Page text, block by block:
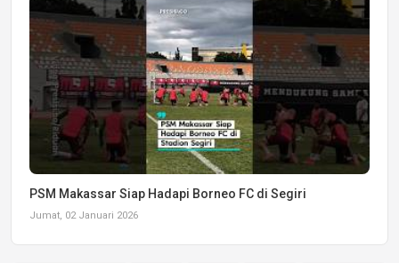
PSM Makassar Siap Hadapi Borneo FC di Segiri
Jumat, 02 Januari 2026